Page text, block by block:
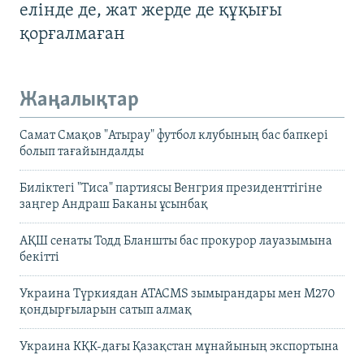
елінде де, жат жерде де құқығы
қорғалмаған
Жаңалықтар
Самат Смақов "Атырау" футбол клубының бас бапкері
болып тағайындалды
Биліктегі "Тиса" партиясы Венгрия президенттігіне
заңгер Андраш Баканы ұсынбақ
АҚШ сенаты Тодд Бланшты бас прокурор лауазымына
бекітті
Украина Түркиядан ATACMS зымырандары мен M270
қондырғыларын сатып алмақ
Украина КҚК-дағы Қазақстан мұнайының экспортына